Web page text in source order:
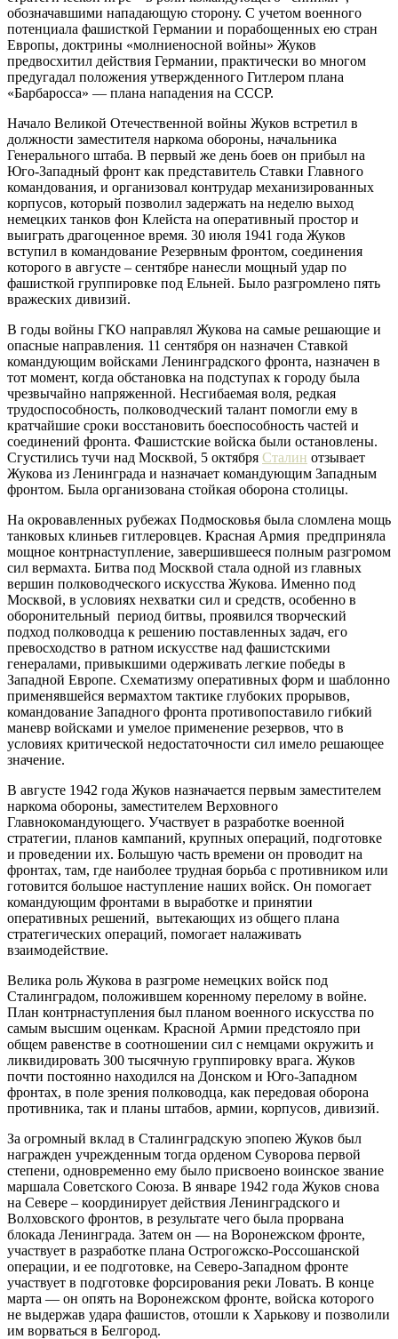
обозначавшими нападающую сторону. С учетом военного
потенциала фашисткой Германии и порабощенных ею стран
Европы, доктрины «молниеносной войны» Жуков
предвосхитил действия Германии, практически во многом
предугадал положения утвержденного Гитлером плана
«Барбаросса» — плана нападения на СССР.
Начало Великой Отечественной войны Жуков встретил в
должности заместителя наркома обороны, начальника
Генерального штаба. В первый же день боев он прибыл на
Юго-Западный фронт как представитель Ставки Главного
командования, и организовал контрудар механизированных
корпусов, который позволил задержать на неделю выход
немецких танков фон Клейста на оперативный простор и
выиграть драгоценное время. 30 июля 1941 года Жуков
вступил в командование Резервным фронтом, соединения
которого в августе – сентябре нанесли мощный удар по
фашисткой группировке под Ельней. Было разгромлено пять
вражеских дивизий.
В годы войны ГКО направлял Жукова на самые решающие и
опасные направления. 11 сентября он назначен Ставкой
командующим войсками Ленинградского фронта, назначен в
тот момент, когда обстановка на подступах к городу была
чрезвычайно напряженной. Несгибаемая воля, редкая
трудоспособность, полководческий талант помогли ему в
кратчайшие сроки восстановить боеспособность частей и
соединений фронта. Фашистские войска были остановлены.
Сгустились тучи над Москвой, 5 октября Сталин отзывает
Жукова из Ленинграда и назначает командующим Западным
фронтом. Была организована стойкая оборона столицы.
На окровавленных рубежах Подмосковья была сломлена мощь
танковых клиньев гитлеровцев. Красная Армия предприняла
мощное контрнаступление, завершившееся полным разгромом
сил вермахта. Битва под Москвой стала одной из главных
вершин полководческого искусства Жукова. Именно под
Москвой, в условиях нехватки сил и средств, особенно в
оборонительный период битвы, проявился творческий
подход полководца к решению поставленных задач, его
превосходство в ратном искусстве над фашистскими
генералами, привыкшими одерживать легкие победы в
Западной Европе. Схематизму оперативных форм и шаблонно
применявшейся вермахтом тактике глубоких прорывов,
командование Западного фронта противопоставило гибкий
маневр войсками и умелое применение резервов, что в
условиях критической недостаточности сил имело решающее
значение.
В августе 1942 года Жуков назначается первым заместителем
наркома обороны, заместителем Верховного
Главнокомандующего. Участвует в разработке военной
стратегии, планов кампаний, крупных операций, подготовке
и проведении их. Большую часть времени он проводит на
фронтах, там, где наиболее трудная борьба с противником или
готовится большое наступление наших войск. Он помогает
командующим фронтами в выработке и принятии
оперативных решений, вытекающих из общего плана
стратегических операций, помогает налаживать
взаимодействие.
Велика роль Жукова в разгроме немецких войск под
Сталинградом, положившем коренному перелому в войне.
План контрнаступления был планом военного искусства по
самым высшим оценкам. Красной Армии предстояло при
общем равенстве в соотношении сил с немцами окружить и
ликвидировать 300 тысячную группировку врага. Жуков
почти постоянно находился на Донском и Юго-Западном
фронтах, в поле зрения полководца, как передовая оборона
противника, так и планы штабов, армии, корпусов, дивизий.
За огромный вклад в Сталинградскую эпопею Жуков был
награжден учрежденным тогда орденом Суворова первой
степени, одновременно ему было присвоено воинское звание
маршала Советского Союза. В январе 1942 года Жуков снова
на Севере – координирует действия Ленинградского и
Волховского фронтов, в результате чего была прорвана
блокада Ленинграда. Затем он — на Воронежском фронте,
участвует в разработке плана Острогожско-Россошанской
операции, и ее подготовке, на Северо-Западном фронте
участвует в подготовке форсирования реки Ловать. В конце
марта — он опять на Воронежском фронте, войска которого
не выдержав удара фашистов, отошли к Харькову и позволили
им ворваться в Белгород.